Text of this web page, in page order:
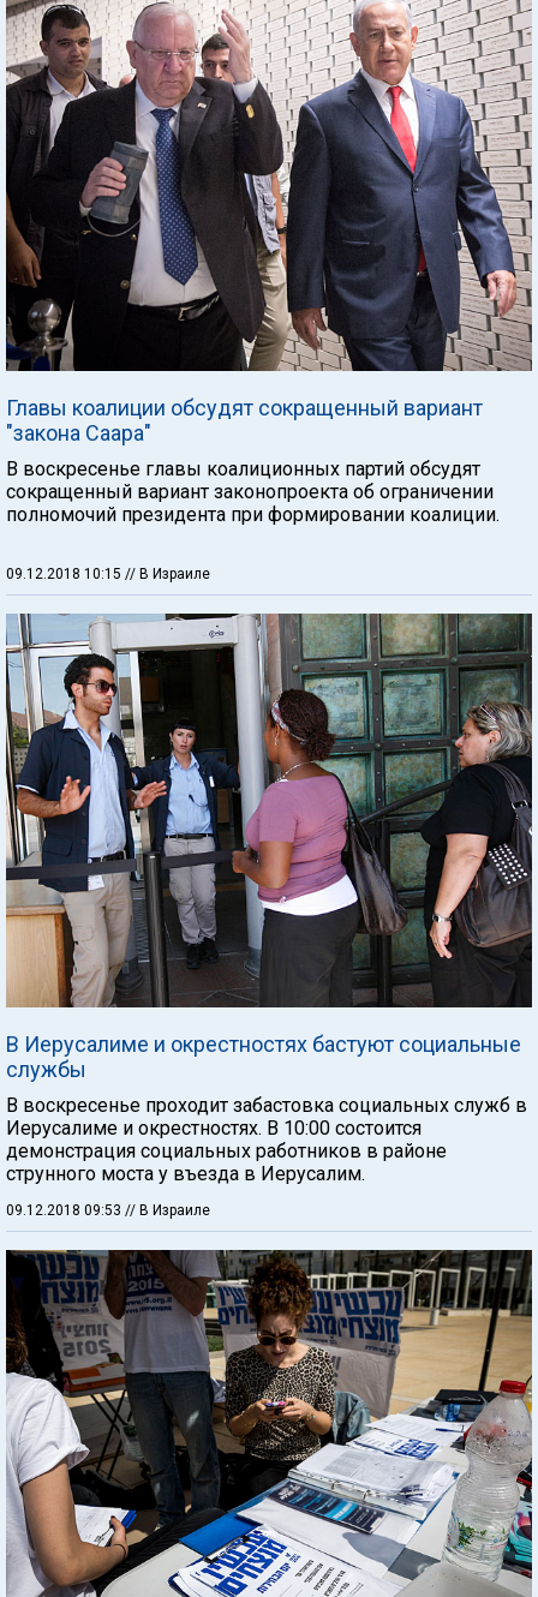
Главы коалиции обсудят сокращенный вариант
"закона Саара"
В воскресенье главы коалиционных партий обсудят
сокращенный вариант законопроекта об ограничении
полномочий президента при формировании коалиции.
09.12.2018 10:15 // В Израиле
В Иерусалиме и окрестностях бастуют социальные
службы
В воскресенье проходит забастовка социальных служб в
Иерусалиме и окрестностях. В 10:00 состоится
демонстрация социальных работников в районе
струнного моста у въезда в Иерусалим.
09.12.2018 09:53 // В Израиле